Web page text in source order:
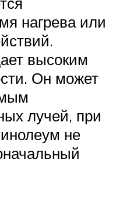
нагрева или
высоким
Он может
лучей, при
не